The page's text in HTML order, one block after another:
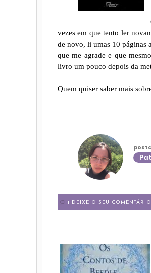
vezes em que tento ler
de novo, li umas 10 páginas
que me agrade e que
livro um pouco depois da
Quem quiser saber mais
1 DEIXE O SEU